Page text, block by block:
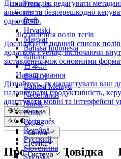
Français
עברית
हिन्दी
Hrvatski
Magyar
Bahasa Indonesia
Italiano
日本語
한국어
Bahasa Melayu
Nederlands
Norsk
Polski
Português
Română
Русский
Slovenčina
Svenska
Дізнайтесь, як редагувати
альбомів та безперешкодно
одночасно.
Зіставлення полів тегів
Досліджуйте повний список полів
додатком Evertag, включаючи
зіставлення між основними
Налаштування
Дізнайтесь, як налаштувати ваш
налаштувати продуктивність,
адаптувати мовні та інтерфейсні
Українська
عربي
Català
Čeština
Dansk
Deutsch
Світла
Темна
Система
Продукти Довідка